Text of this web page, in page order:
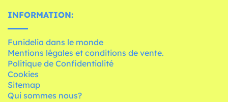
INFORMATION:
Funidelia dans le monde
Mentions légales et conditions de vente.
Politique de Confidentialité
Cookies
Sitemap
Qui sommes nous?